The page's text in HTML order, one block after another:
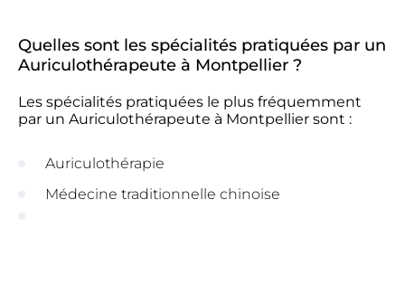
Quelles sont les spécialités pratiquées par un
Auriculothérapeute à Montpellier ?
Les spécialités pratiquées le plus fréquemment
par un Auriculothérapeute à Montpellier sont :
Auriculothérapie
Médecine traditionnelle chinoise